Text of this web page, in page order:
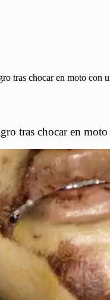
tras chocar en moto con
tras chocar en